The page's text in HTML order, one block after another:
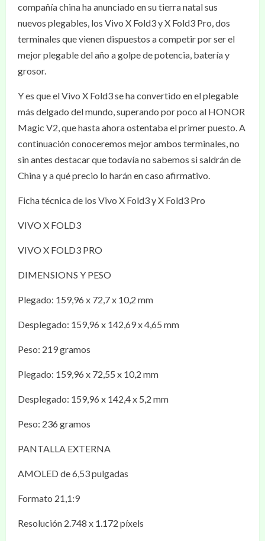
compañía china ha anunciado en su tierra natal sus
nuevos plegables, los Vivo X Fold3 y X Fold3 Pro, dos
terminales que vienen dispuestos a competir por ser el
mejor plegable del año a golpe de potencia, batería y
grosor.
Y es que el Vivo X Fold3 se ha convertido en el plegable
más delgado del mundo, superando por poco al HONOR
Magic V2, que hasta ahora ostentaba el primer puesto. A
continuación conoceremos mejor ambos terminales, no
sin antes destacar que todavía no sabemos si saldrán de
China y a qué precio lo harán en caso afirmativo.
Ficha técnica de los Vivo X Fold3 y X Fold3 Pro
VIVO X FOLD3
VIVO X FOLD3 PRO
DIMENSIONS Y PESO
Plegado: 159,96 x 72,7 x 10,2 mm
Desplegado: 159,96 x 142,69 x 4,65 mm
Peso: 219 gramos
Plegado: 159,96 x 72,55 x 10,2 mm
Desplegado: 159,96 x 142,4 x 5,2 mm
Peso: 236 gramos
PANTALLA EXTERNA
AMOLED de 6,53 pulgadas
Formato 21,1:9
Resolución 2.748 x 1.172 píxels